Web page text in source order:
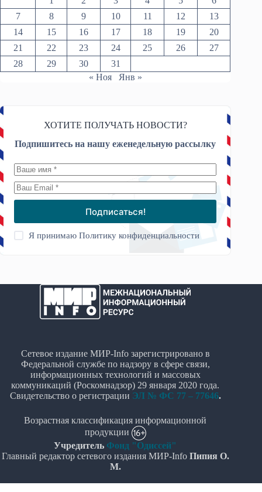
7
8 9 10 11 12
13
14
15 16 17 18 19
20
21
22 23 24 25 26
27
28
29 30
31
« Ноя
Янв »
ХОТИТЕ ПОЛУЧАТЬ НОВОСТИ?
Подпишитесь на нашу еженедельную рассылку
Подписаться!
Я принимаюПолитику конфиденциальности
Сетевое издание МИР-Info зарегистрировано в
Федеральной службе по надзору в сфере связи,
информационных технологий и массовых
коммуникаций (Роскомнадзор) 29 января 2020 года.
Свидетельство о регистрации ЭЛ № ФС 77 – 77646.
Возрастная классификация информационной
продукции
Учредитель Фонд "Одиссей"
Главный редактор сетевого издания МИР-Info Пипия О.
М.